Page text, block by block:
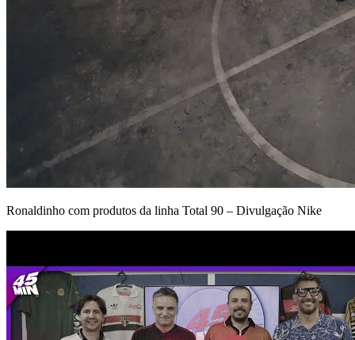
Ronaldinho com produtos da linha Total 90 – Divulgação Nike